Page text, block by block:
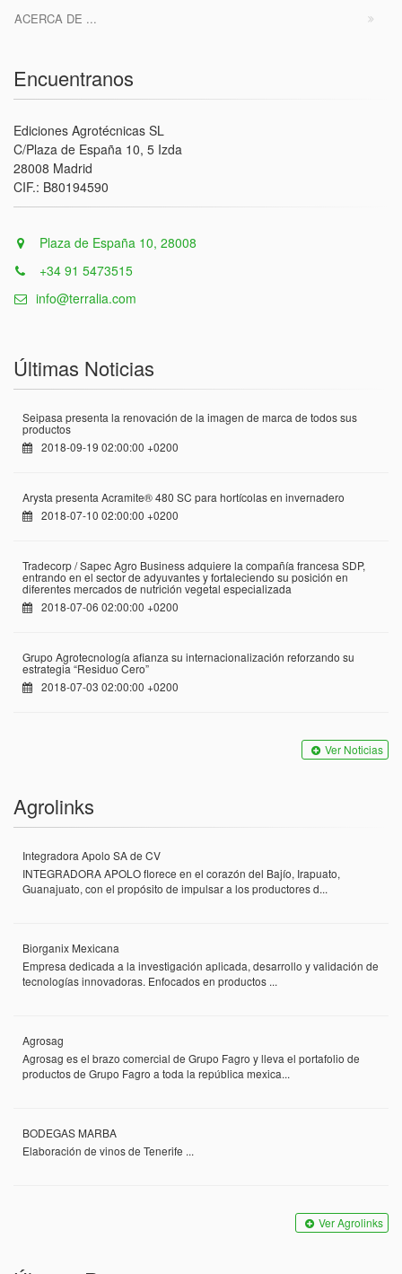
ACERCA DE ...
Encuentranos
Ediciones Agrotécnicas SL
C/Plaza de España 10, 5 Izda
28008 Madrid
CIF.: B80194590
Plaza de España 10, 28008
+34 91 5473515
info@terralia.com
Últimas Noticias
Seipasa presenta la renovación de la imagen de marca de todos sus
productos
2018-09-19 02:00:00 +0200
Arysta presenta Acramite® 480 SC para hortícolas en invernadero
2018-07-10 02:00:00 +0200
Tradecorp / Sapec Agro Business adquiere la compañía francesa SDP,
entrando en el sector de adyuvantes y fortaleciendo su posición en
diferentes mercados de nutrición vegetal especializada
2018-07-06 02:00:00 +0200
Grupo Agrotecnología afianza su internacionalización reforzando su
estrategia “Residuo Cero”
2018-07-03 02:00:00 +0200
Ver Noticias
Agrolinks
Integradora Apolo SA de CV
INTEGRADORA APOLO florece en el corazón del Bajío, Irapuato,
Guanajuato, con el propósito de impulsar a los productores d...
Biorganix Mexicana
Empresa dedicada a la investigación aplicada, desarrollo y validación de
tecnologías innovadoras. Enfocados en productos ...
Agrosag
Agrosag es el brazo comercial de Grupo Fagro y lleva el portafolio de
productos de Grupo Fagro a toda la república mexica...
BODEGAS MARBA
Elaboración de vinos de Tenerife ...
Ver Agrolinks